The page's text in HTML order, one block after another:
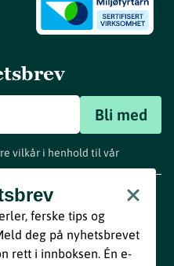
Bli med
vilkår i henhold til vår
ferske tips og
deg på nyhetsbrevet
rett i innboksen. Én e-